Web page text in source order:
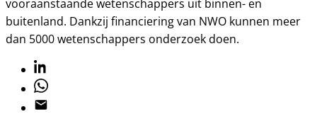
vooraanstaande wetenschappers uit binnen- en
buitenland. Dankzij financiering van NWO kunnen meer
dan 5000 wetenschappers onderzoek doen.
Linkedin
Whatsapp
Email